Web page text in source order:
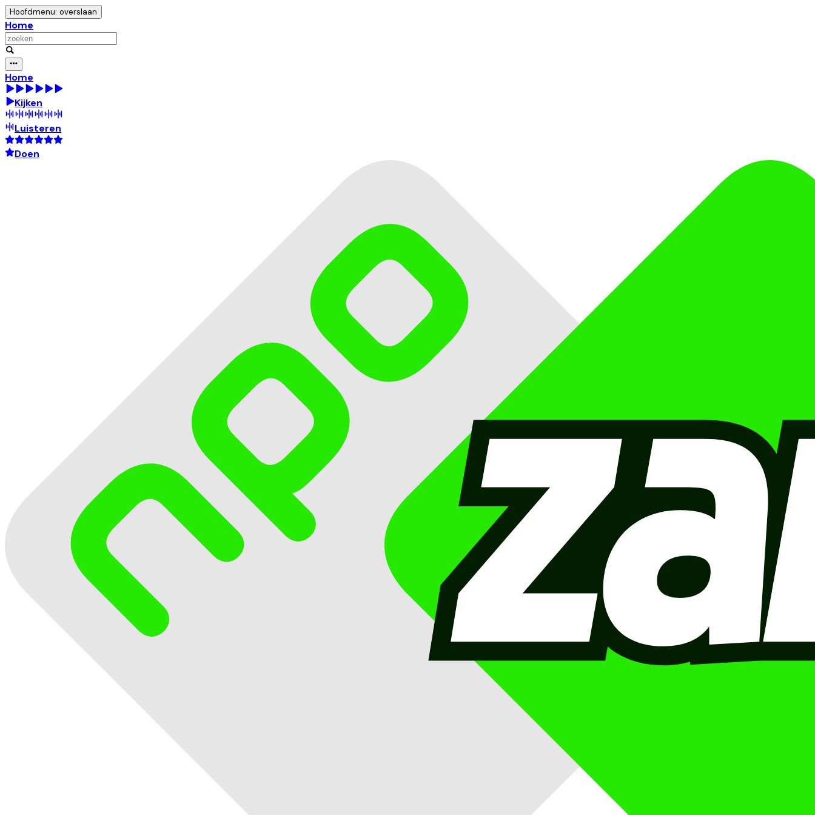
Hoofdmenu: overslaan
Home
Home
Kijken
Luisteren
Doen